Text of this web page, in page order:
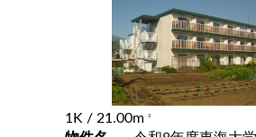
1K / 21.00m 2